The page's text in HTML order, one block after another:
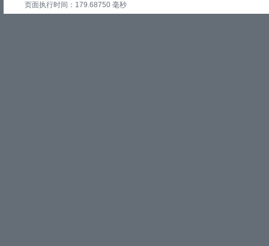
页面执行时间：179.68750 毫秒